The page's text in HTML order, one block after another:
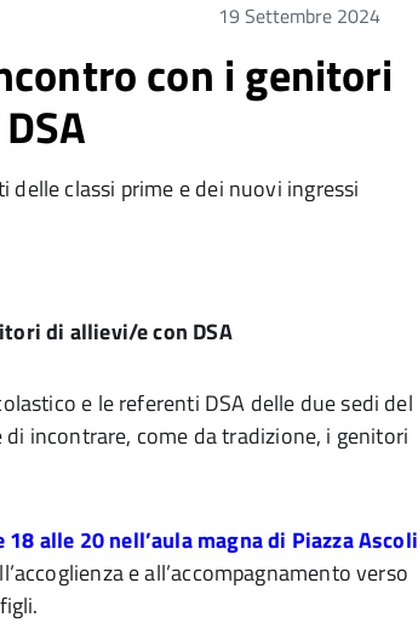
19 Settembre 2024
con i genitori
delle classi prime e dei nuovi ingressi
di allievi/e con DSA
e le referenti DSA delle due sedi del
incontrare, come da tradizione, i genitori
alle 20 nell’aula magna di Piazza Ascoli
e all’accompagnamento verso